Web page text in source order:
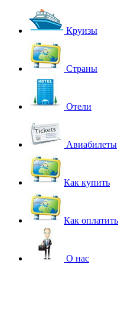
Круизы
Страны
Отели
Авиабилеты
Как купить
Как оплатить
О нас